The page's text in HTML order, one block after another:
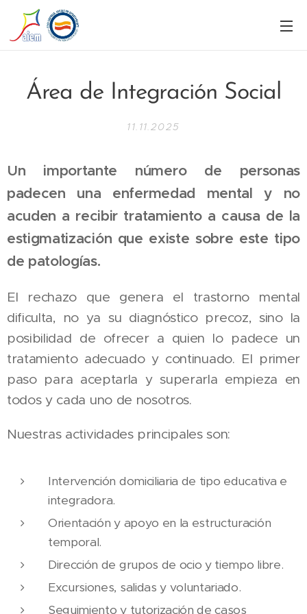
Área de Integración Social
11.11.2025
Un importante número de personas
padecen una enfermedad mental y no
acuden a recibir tratamiento a causa de la
estigmatización que existe sobre este tipo
de patologías.
El rechazo que genera el trastorno mental
dificulta, no ya su diagnóstico precoz, sino la
posibilidad de ofrecer a quien lo padece un
tratamiento adecuado y continuado. El primer
paso para aceptarla y superarla empieza en
todos y cada uno de nosotros.
Nuestras actividades principales son:
Intervención domiciliaria de tipo educativa e
integradora.
Orientación y apoyo en la estructuración
temporal.
Dirección de grupos de ocio y tiempo libre.
Excursiones, salidas y voluntariado.
Seguimiento y tutorización de casos